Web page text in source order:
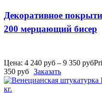
Декоративное
200 мерцающий бисер
Цена: 4 240 руб – 9 350 руб
350 руб Заказать